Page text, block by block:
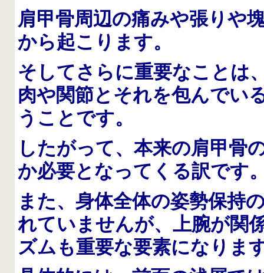
肩甲骨周辺の痛みや張りや
から起こります。
そしてさらに重要なことは
肉や関節とそれを包んでい
うことです。
したがって、本来の肩甲骨
か必要となってくる訳です
また、身体全体の姿勢保持
れていませんが、上腕が関
ズムも重要な要素になりま